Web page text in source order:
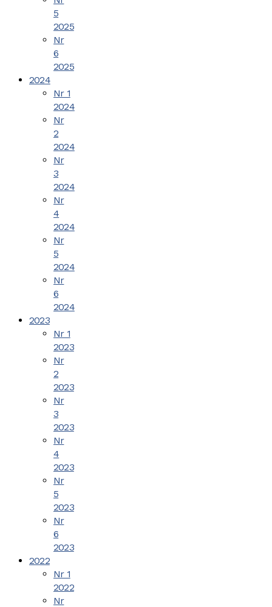
5
2025
Nr
6
2025
2024
Nr 1
2024
Nr
2
2024
Nr
3
2024
Nr
4
2024
Nr
5
2024
Nr
6
2024
2023
Nr 1
2023
Nr
2
2023
Nr
3
2023
Nr
4
2023
Nr
5
2023
Nr
6
2023
2022
Nr 1
2022
Nr